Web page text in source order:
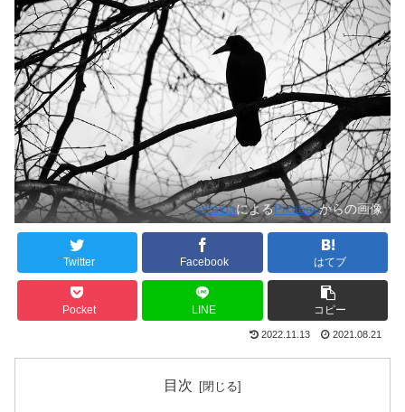
kytalpaによるPixabayからの画像
Twitter Facebook はてブ
Pocket LINE コピー
2022.11.13 2021.08.21
目次